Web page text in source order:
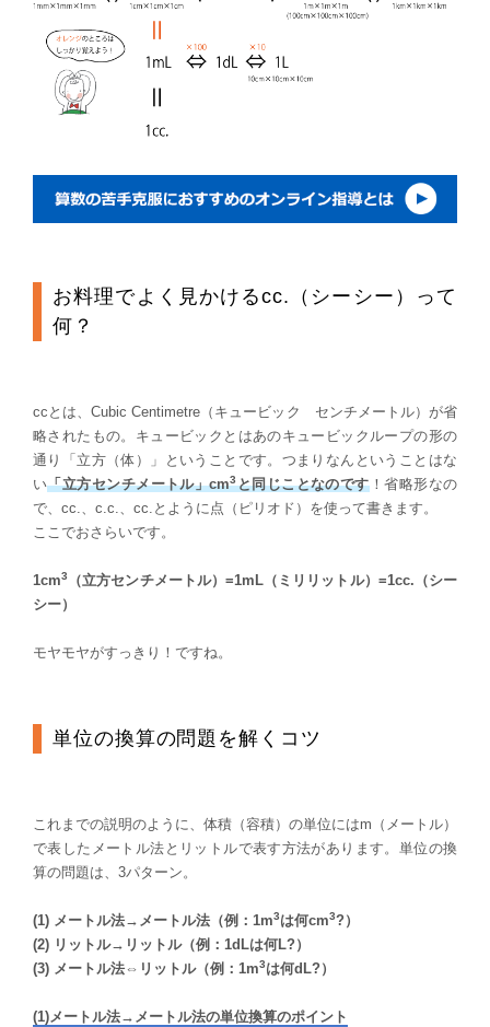
お料理でよく見かけるcc.（シーシー）って
何？
ccとは、Cubic Centimetre（キュービック センチメートル）が省
略されたもの。キュービックとはあのキュービックループの形の
通り「立方（体）」ということです。つまりなんということはな
い「立方センチメートル」cm3と同じことなのです！省略形なの
で、cc.、c.c.、cc.とように点（ピリオド）を使って書きます。
ここでおさらいです。
1cm3
（立方センチメートル）=1mL（ミリリットル）=1cc.（シー
シー）
モヤモヤがすっきり！ですね。
単位の換算の問題を解くコツ
これまでの説明のように、体積（容積）の単位にはm（メートル）
で表したメートル法とリットルで表す方法があります。単位の換
算の問題は、3パターン。
(1) メートル法→メートル法（例：1m3は何cm3?）
(2) リットル→リットル（例：1dLは何L?）
(3) メートル法⇔リットル（例：1m3は何dL?）
(1)メートル法→メートル法の単位換算のポイント